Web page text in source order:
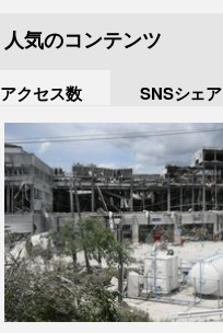
人気のコンテンツ
アクセス数 SNSシェア